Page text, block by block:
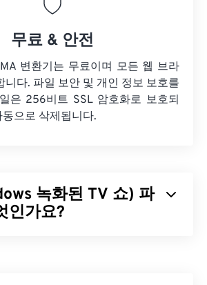
무료 & 안전
변환기는 무료이며 모든 웹 브라
니다. 파일 보안 및 개인 정보 보호를
은 256비트 SSL 암호화로 보호되
으로 삭제됩니다.
녹화된 TV 쇼) 파
인가요?